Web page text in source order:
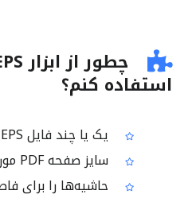
استفاده کنم؟
یک یا چند فایل EPS را آپلود کنید
سایز صفحه PDF موردنظر را انتخاب کنید
حاشیه‌ها را برای